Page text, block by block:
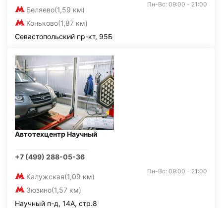
Беляево(1,59 км)
Коньково(1,87 км)
Пн-Вс: 09:00 - 21:00
Севастопольский пр-кт, 95Б
Автотехцентр Научный
+7 (499) 288-05-36
Калужская(1,09 км)
Зюзино(1,57 км)
Пн-Вс: 09:00 - 21:00
Научный п-д, 14А, стр.8